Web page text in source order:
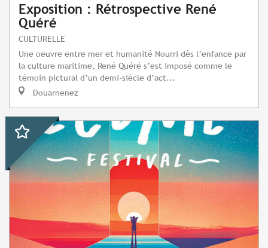
Exposition : Rétrospective René
Quéré
CULTURELLE
Une oeuvre entre mer et humanité Nourri dès l’enfance par
la culture maritime, René Quéré s’est imposé comme le
témoin pictural d’un demi-siècle d’act...
Douarnenez